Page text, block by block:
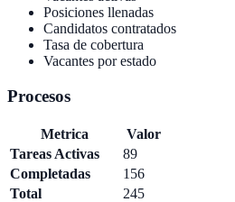
Posiciones llenadas
Candidatos contratados
Tasa de cobertura
Vacantes por estado
Procesos
Metrica
Valor
Tareas Activas
89
Completadas
156
Total
245